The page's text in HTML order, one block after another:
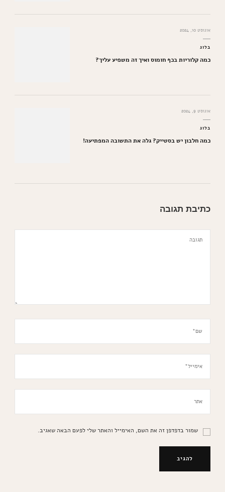
אוגוסט 10, 2024
בלוג
כמה קלוריות בכף חומוס ואיך זה משפיע עליך?
אוגוסט 9, 2024
בלוג
כמה חלבון יש בסטייק? גלה את התשובה המפתיעה!
כתיבת תגובה
שמור בדפדפן זה את השם, האימייל והאתר שלי לפעם הבאה שאגיב.